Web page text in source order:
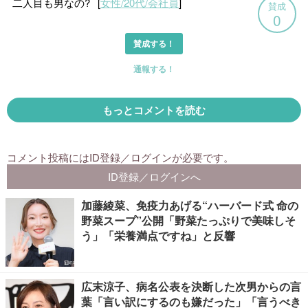
加藤綾菜、免疫力あげる“ハーバード式 命の
野菜スープ”公開「野菜たっぷりで美味しそ
う」「栄養満点ですね」と反響
広末涼子、病名公表を決断した次男からの言
葉「言い訳にするのも嫌だった」「言うべき